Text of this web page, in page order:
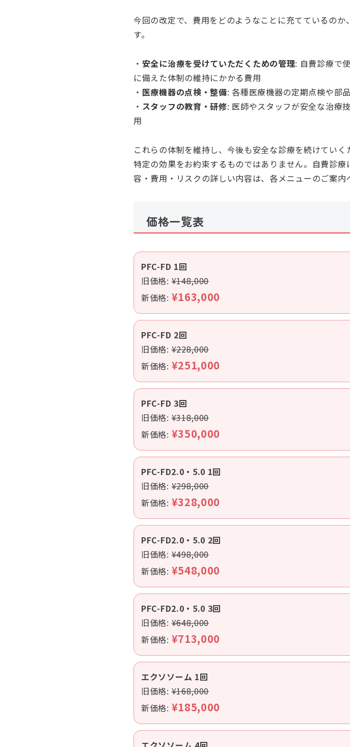
今回の改定で、費用をどのようなことに充てているの
す。
・ 安全に治療を受けていただくための管理: 自費診療で
に備えた体制の維持にかかる費用
・ 医療機器の点検・整備: 各種医療機器の定期点検や部
・ スタッフの教育・研修: 医師やスタッフが安全な治療
用
これらの体制を維持し、今後も安全な診療を続けてい
特定の効果をお約束するものではありません。自費診
容・費用・リスクの詳しい内容は、各メニューのご案内
価格一覧表
PFC-FD 1回
旧価格:¥148,000
新価格: ¥163,000
PFC-FD 2回
旧価格:¥228,000
新価格: ¥251,000
PFC-FD 3回
旧価格:¥318,000
新価格: ¥350,000
PFC-FD2.0・5.0 1回
旧価格:¥298,000
新価格: ¥328,000
PFC-FD2.0・5.0 2回
旧価格:¥498,000
新価格: ¥548,000
PFC-FD2.0・5.0 3回
旧価格:¥648,000
新価格: ¥713,000
エクソソーム 1回
旧価格:¥168,000
新価格: ¥185,000